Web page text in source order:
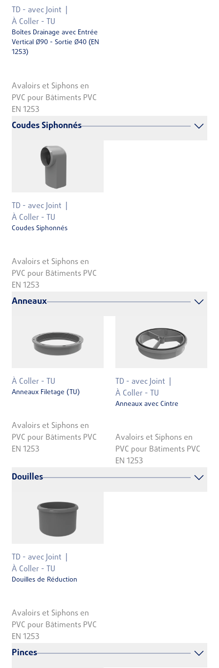
TD - avec Joint
À Coller - TU
Boîtes Drainage avec Entrée
Vertical Ø90 - Sortie Ø40 (EN
1253)
Avaloirs et Siphons en
PVC pour Bâtiments PVC
EN 1253
Coudes Siphonnés
TD - avec Joint
À Coller - TU
Coudes Siphonnés
Avaloirs et Siphons en
PVC pour Bâtiments PVC
EN 1253
Anneaux
À Coller - TU
Anneaux Filetage (TU)
Avaloirs et Siphons en
PVC pour Bâtiments PVC
EN 1253
TD - avec Joint
À Coller - TU
Anneaux avec Cintre
Avaloirs et Siphons en
PVC pour Bâtiments PVC
EN 1253
Douilles
TD - avec Joint
À Coller - TU
Douilles de Réduction
Avaloirs et Siphons en
PVC pour Bâtiments PVC
EN 1253
Pinces